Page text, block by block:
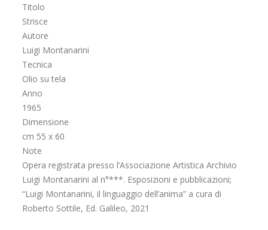
Titolo
Strisce
Autore
Luigi Montanarini
Tecnica
Olio su tela
Anno
1965
Dimensione
cm 55 x 60
Note
Opera registrata presso l’Associazione Artistica Archivio
Luigi Montanarini al n°***. Esposizioni e pubblicazioni;
“Luigi Montanarini, il linguaggio dell’anima” a cura di
Roberto Sottile, Ed. Galileo, 2021